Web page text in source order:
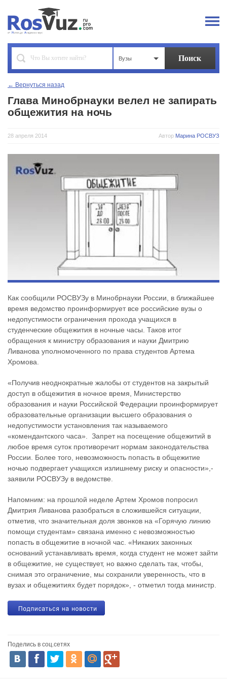
Вузы
← Вернуться назад
Глава Минобрнауки велел не запирать
общежития на ночь
28 апреля 2014 Автор Марина РОСВУЗ
Как сообщили РОСВУЗу в Минобрнауки России, в ближайшее
время ведомство проинформирует все российские вузы о
недопустимости ограничения прохода учащихся в
студенческие общежития в ночные часы. Таков итог
обращения к министру образования и науки Дмитрию
Ливанова уполномоченного по права студентов Артема
Хромова.
«Получив неоднократные жалобы от студентов на закрытый
доступ в общежития в ночное время, Министерство
образования и науки Российской Федерации проинформирует
образовательные организации высшего образования о
недопустимости установления так называемого
«комендантского часа». Запрет на посещение общежитий в
любое время суток противоречит нормам законодательства
России. Более того, невозможность попасть в общежитие
ночью подвергает учащихся излишнему риску и опасности»,-
заявили РОСВУЗу в ведомстве.
Напомним: на прошлой неделе Артем Хромов попросил
Дмитрия Ливанова разобраться в сложившейся ситуации,
отметив, что значительная доля звонков на «Горячую линию
помощи студентам» связана именно с невозможностью
попасть в общежитие в ночной час. «Никаких законных
оснований устанавливать время, когда студент не может зайти
в общежитие, не существует, но важно сделать так, чтобы,
снимая это ограничение, мы сохранили уверенность, что в
вузах и общежитиях будет порядок», - отметил тогда министр.
Поделись в соц.сетях